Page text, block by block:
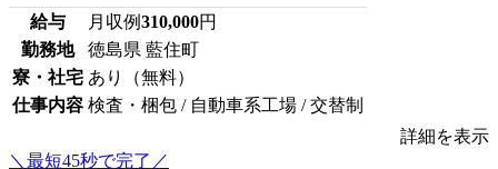
給与 月収例310,000円
勤務地
徳島県 藍住町
寮・社宅 あり（無料）
仕事内容 検査・梱包 / 自動車系工場 / 交替制
詳細を表示
＼最短45秒で完了／